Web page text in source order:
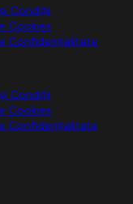
Condiții
Cookies
Confidențialitate
Condiții
Cookies
Confidențialitate